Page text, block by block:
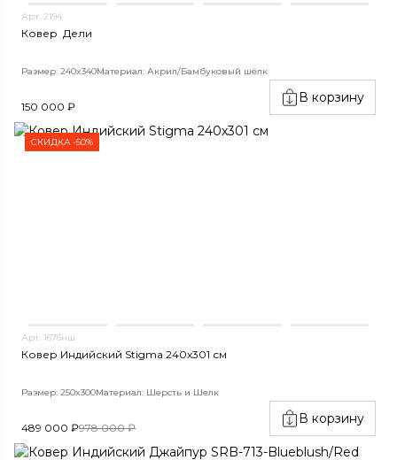
Арт. 2194
Ковер Дели
Размер: 240x340Материал: Акрил/Бамбуковый шёлк
150 000 ₽
В корзину
СКИДКА -50%
Арт. 1676нш
Ковер Индийский Stigma 240x301 см
Размер: 250x300Материал: Шерсть и Шелк
489 000 ₽978 000 ₽
В корзину